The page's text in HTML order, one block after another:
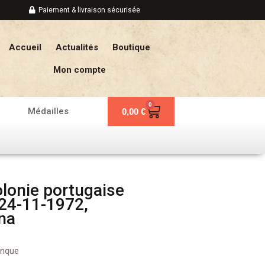
Paiement & livraison sécurisée
Accueil Actualités Boutique
Mon compte
Médailles 0,00 €
0
Panier
portugaise
11-1972,